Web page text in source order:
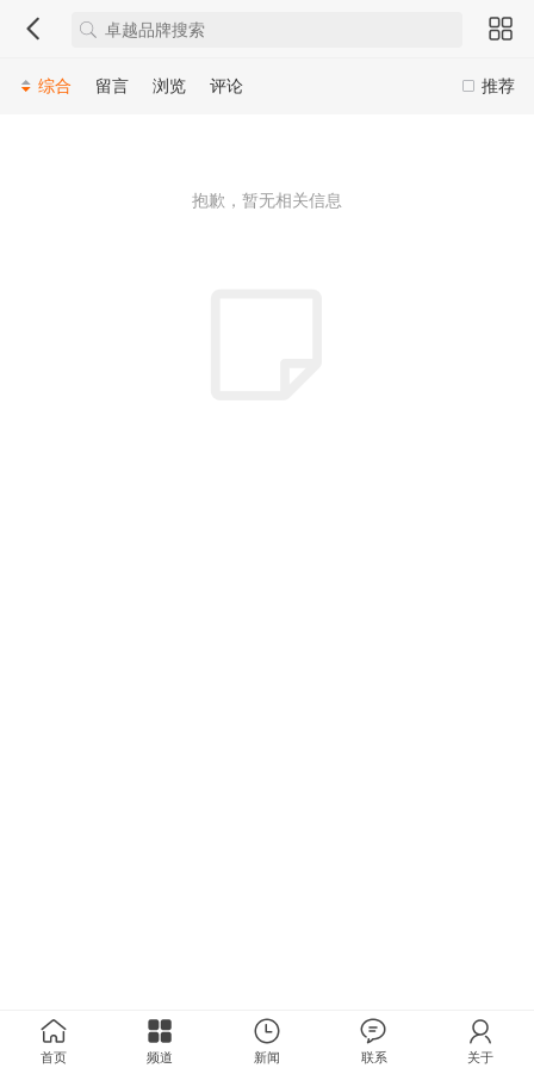
推荐
综合 留言 浏览 评论
抱歉，暂无相关信息
首页 频道 新闻 联系 关于